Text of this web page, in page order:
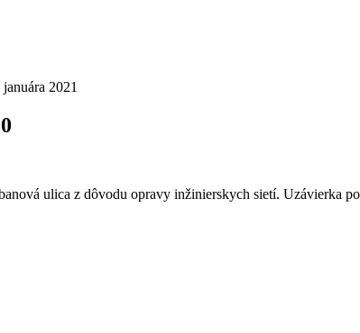
2021
ulica z dôvodu opravy inžinierskych sietí. Uzávierka